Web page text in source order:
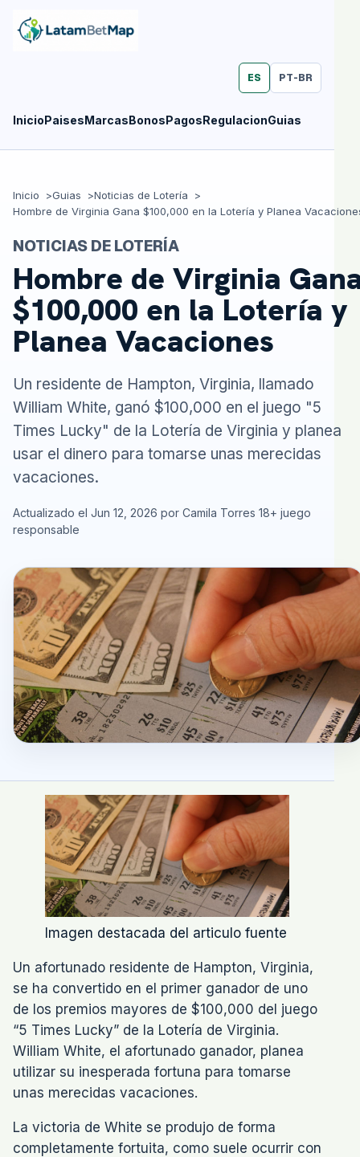
InicioPaisesMarcasBonosPagosRegulacionGuias
ES PT-BR
Inicio Guias
Noticias de Lotería
Hombre de Virginia Gana $100,000 en la Lotería y Planea
NOTICIAS DE LOTERÍA
Hombre de Virginia
$100,000 en la Lotería y
Planea Vacaciones
Un residente de Hampton, Virginia, llamado
William White, ganó $100,000 en el juego "5
Times Lucky" de la Lotería de Virginia y planea
usar el dinero para tomarse unas merecidas
vacaciones.
Actualizado el Jun 12, 2026 por Camila Torres 18+ juego
responsable
Imagen destacada del articulo fuente
Un afortunado residente de Hampton, Virginia,
se ha convertido en el primer ganador de uno
de los premios mayores de $100,000 del juego
“5 Times Lucky” de la Lotería de Virginia.
William White, el afortunado ganador, planea
utilizar su inesperada fortuna para tomarse
unas merecidas vacaciones.
La victoria de White se produjo de forma
completamente fortuita, como suele ocurrir con